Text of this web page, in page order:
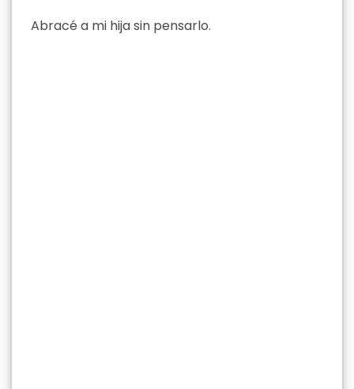
Abracé a mi hija sin pensarlo.